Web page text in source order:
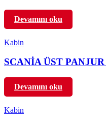
Devamını oku
Kabin
SCANİA ÜST
Devamını oku
Kabin